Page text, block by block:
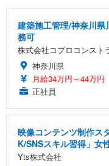
建築施工管理/神奈川
務可
株式会社コプロコンスト
神奈川県
月給34万円～44万円
正社員
映像コンテンツ制作ス
K/SNSスキル習得」女
Yts株式会社